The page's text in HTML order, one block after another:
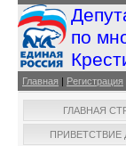
по
Главная | Регистрация
ГЛАВНАЯ
ПРИВЕТСТВИЕ